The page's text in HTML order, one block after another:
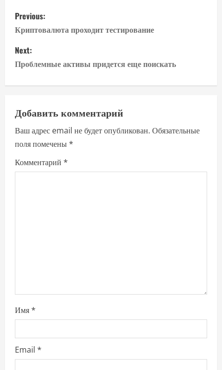
P
o
s
t
a
v
i
g
Previous:
Криптовалюта проходит тестирование
Next:
Проблемные активы придется еще поискать
Добавить комментарий
Ваш адрес email не будет опубликован. Обязательные
поля помечены*
Комментарий *
Имя*
Email *